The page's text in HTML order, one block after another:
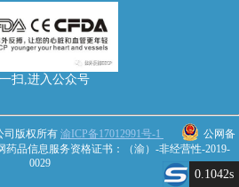
扫,进入公众号
司版权所有 渝ICP备17012991号-1
公网备
药品信息服务资格证书：（渝）-非经营性-2019-
0029
0.1042s